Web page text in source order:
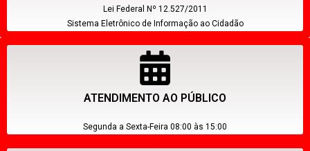
Lei Federal Nº 12.527/2011
Sistema Eletrônico de Informação ao Cidadão
ATENDIMENTO AO PÚBLICO
Segunda a Sexta-Feira 08:00 às 15:00